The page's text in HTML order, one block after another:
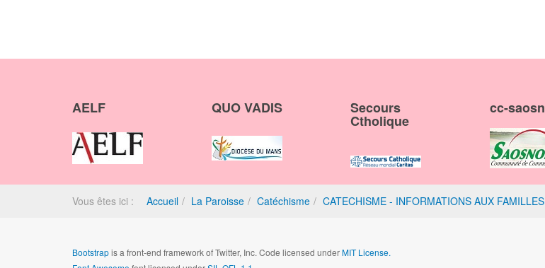
AELF QUO VADIS Secours
Ctholique
cc-
Vous êtes ici : Accueil La Paroisse Catéchisme CATECHISME - INFORMATIONS AUX FAMILLES
Bootstrapis a front-end framework of Twitter, Inc. Code licensed underMIT License.